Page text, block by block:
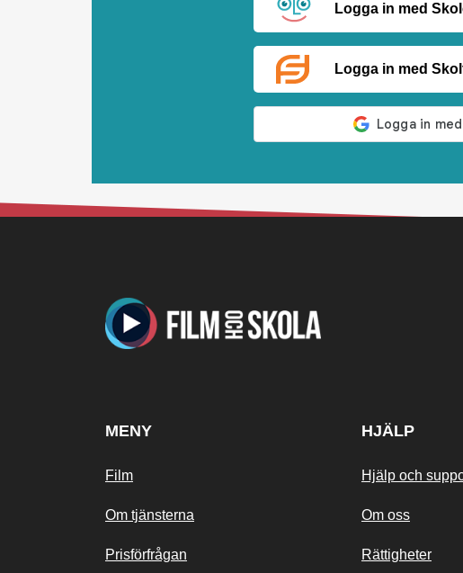
Logga in med
Logga in med
MENY
Film
Om tjänsterna
Prisförfrågan
HJÄLP
Hjälp och
Om oss
Rättigheter